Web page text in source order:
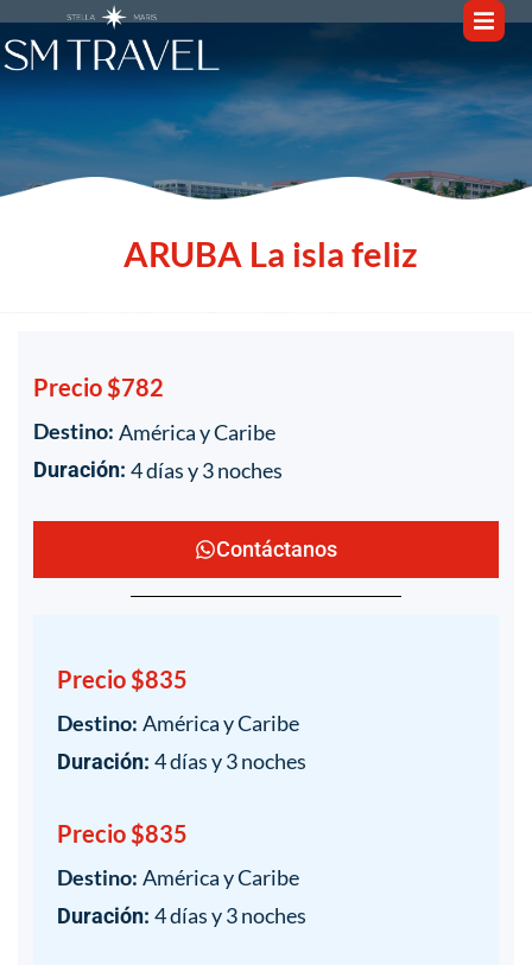
ARUBA La isla feliz
Precio $782
Destino: América y Caribe
Duración: 4 días y 3 noches
Contáctanos
Precio $835
Destino: América y Caribe
Duración: 4 días y 3 noches
Precio $835
Destino: América y Caribe
Duración: 4 días y 3 noches